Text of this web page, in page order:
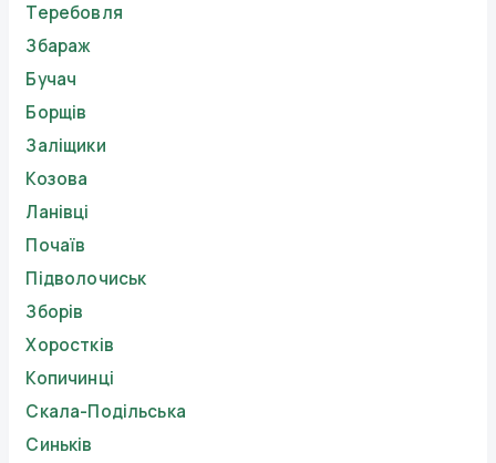
Теребовля
Збараж
Бучач
Борщів
Заліщики
Козова
Ланівці
Почаїв
Підволочиськ
Зборів
Хоростків
Копичинці
Скала-Подільська
Синьків